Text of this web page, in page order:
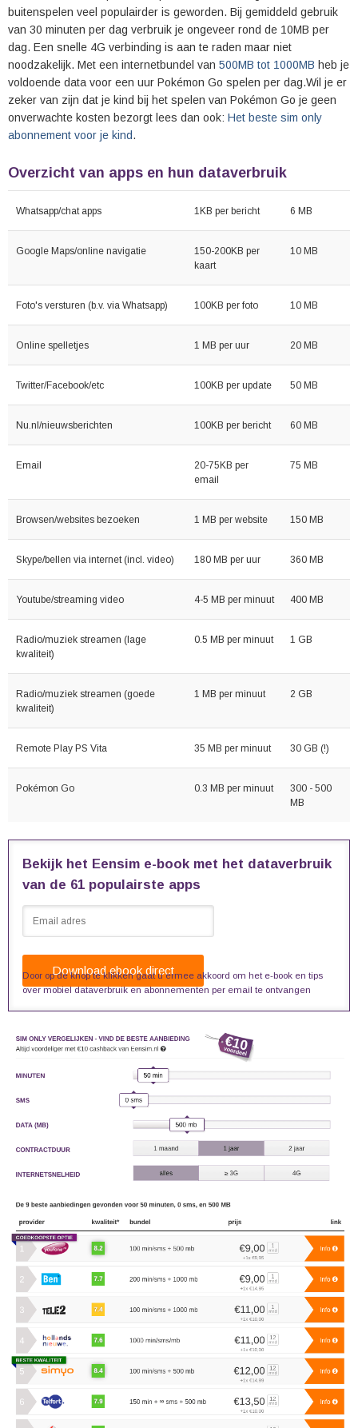
buitenspelen veel populairder is geworden. Bij gemiddeld gebruik
van 30 minuten per dag verbruik je ongeveer rond de 10MB per
dag. Een snelle 4G verbinding is aan te raden maar niet
noodzakelijk. Met een internetbundel van 500MB tot 1000MB heb je
voldoende data voor een uur Pokémon Go spelen per dag.Wil je er
zeker van zijn dat je kind bij het spelen van Pokémon Go je geen
onverwachte kosten bezorgt lees dan ook: Het beste sim only
abonnement voor je kind.
Overzicht van apps en hun dataverbruik
Whatsapp/chat apps 1KB per bericht 6 MB
Google Maps/online navigatie
150-200KB per
kaart
10 MB
Foto's versturen (b.v. via Whatsapp) 100KB per foto 10 MB
Online spelletjes 1 MB per uur 20 MB
Twitter/Facebook/etc 100KB per update 50 MB
Nu.nl/nieuwsberichten 100KB per bericht 60 MB
Email
20-75KB per
email
75 MB
Browsen/websites bezoeken 1 MB per website 150 MB
Skype/bellen via internet (incl. video) 180 MB per uur 360 MB
Youtube/streaming video 4-5 MB per minuut 400 MB
Radio/muziek streamen (lage
kwaliteit)
0.5 MB per minuut 1 GB
Radio/muziek streamen (goede
kwaliteit)
1 MB per minuut 2 GB
Remote Play PS Vita 35 MB per minuut 30 GB (!)
Pokémon Go 0.3 MB per minuut
300 - 500
MB
Bekijk het Eensim e-book met het dataverbruik
van de 61 populairste apps
Door op de knop te klikken gaat u ermee akkoord om het e-book en tips
over mobiel dataverbruik en abonnementen per email te ontvangen